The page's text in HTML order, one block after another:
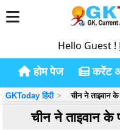
Hello Guest !
होम पेज करेंट
GKToday हिंदी चीन ने ताइवान
चीन ने ताइवान के